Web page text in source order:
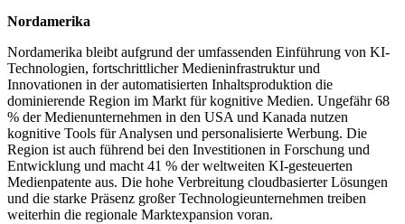
Nordamerika
Nordamerika bleibt aufgrund der umfassenden Einführung von KI-
Technologien, fortschrittlicher Medieninfrastruktur und
Innovationen in der automatisierten Inhaltsproduktion die
dominierende Region im Markt für kognitive Medien. Ungefähr 68
% der Medienunternehmen in den USA und Kanada nutzen
kognitive Tools für Analysen und personalisierte Werbung. Die
Region ist auch führend bei den Investitionen in Forschung und
Entwicklung und macht 41 % der weltweiten KI-gesteuerten
Medienpatente aus. Die hohe Verbreitung cloudbasierter Lösungen
und die starke Präsenz großer Technologieunternehmen treiben
weiterhin die regionale Marktexpansion voran.